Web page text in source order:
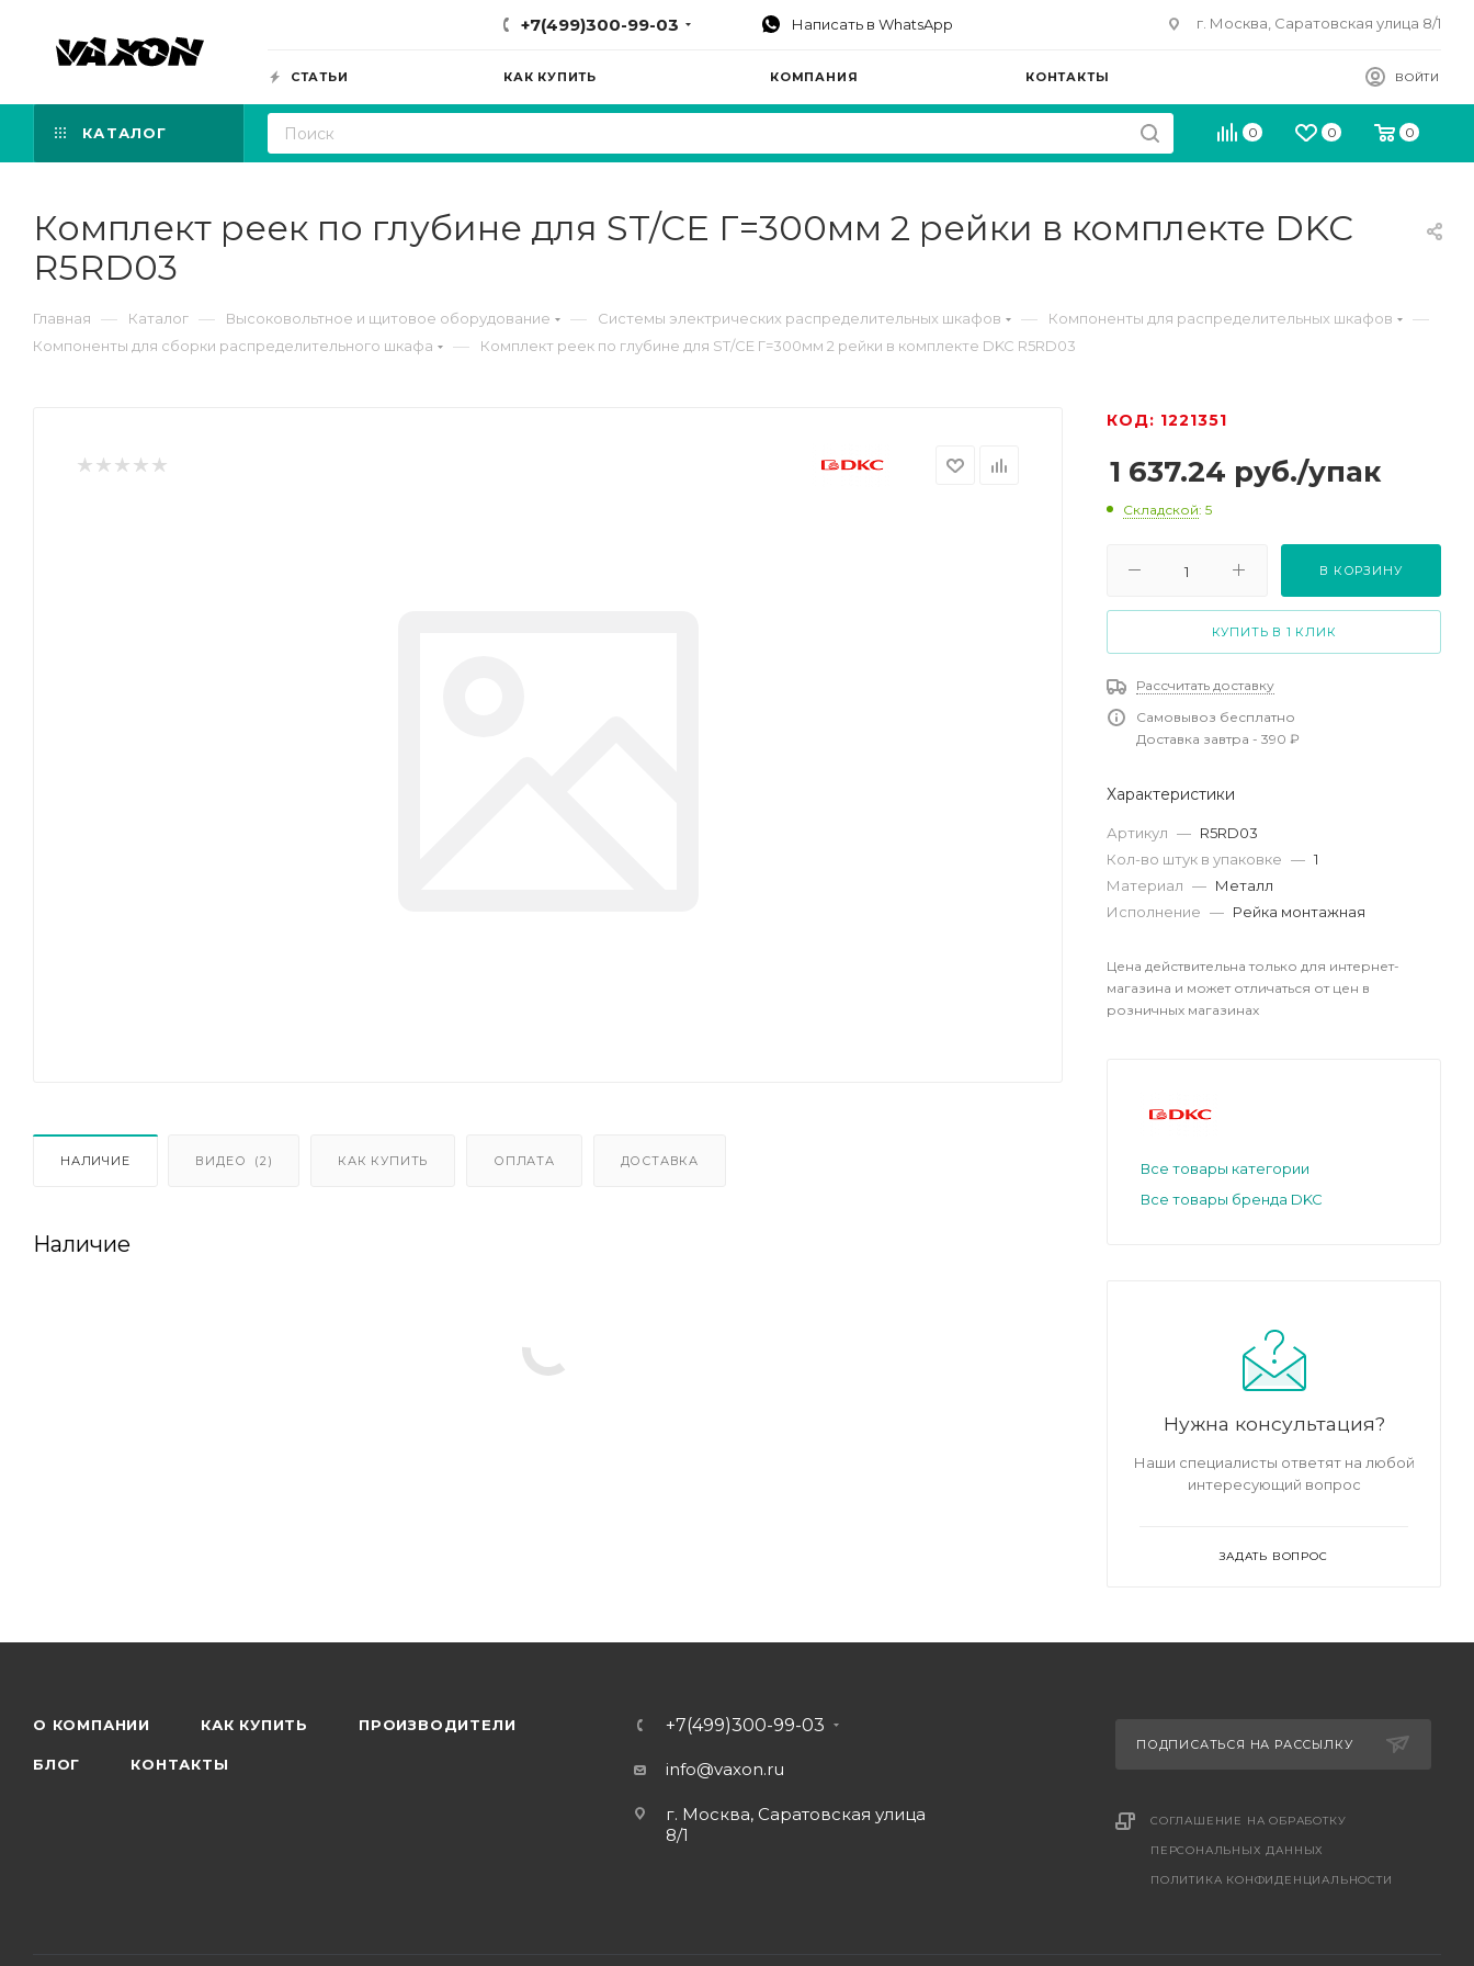
+7(499)300-99-03 Написать в WhatsApp г. Москва, Саратовская улица 8/1
ВОЙТИ
СТАТЬИ КАК КУПИТЬ КОМПАНИЯ КОНТАКТЫ
0 0 0
КАТАЛОГ
Комплект реек по глубине для ST/CE Г=300мм 2 рейки в комплекте DKC
R5RD03
Главная — Каталог — Высоковольтное и щитовое оборудование — Системы электрических распределительных шкафов — Компоненты для распределительных шкафов —
Компоненты для сборки распределительного шкафа — Комплект реек по глубине для ST/CE Г=300мм 2 рейки в комплекте DKC R5RD03
НАЛИЧИЕ ВИДЕО (2) КАК КУПИТЬ ОПЛАТА ДОСТАВКА
Наличие
КОД: 1221351
1 637.24 руб./упак
Складской: 5
В КОРЗИНУ
КУПИТЬ В 1 КЛИК
Рассчитать доставку
Самовывоз бесплатно
Доставка завтра - 390 ₽
Характеристики
Артикул — R5RD03
Кол-во штук в упаковке — 1
Материал — Металл
Исполнение — Рейка монтажная
Цена действительна только для интернет-
магазина и может отличаться от цен в
розничных магазинах
Все товары категории
Все товары бренда DKC
Нужна консультация?
Наши специалисты ответят на любой
интересующий вопрос
ЗАДАТЬ ВОПРОС
О КОМПАНИИ КАК КУПИТЬ ПРОИЗВОДИТЕЛИ
БЛОГ КОНТАКТЫ
+7(499)300-99-03
info@vaxon.ru
г. Москва, Саратовская улица
8/1
ПОДПИСАТЬСЯ НА РАССЫЛКУ
СОГЛАШЕНИЕ НА ОБРАБОТКУ
ПЕРСОНАЛЬНЫХ ДАННЫХ
ПОЛИТИКА КОНФИДЕНЦИАЛЬНОСТИ